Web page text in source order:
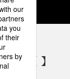
ウント